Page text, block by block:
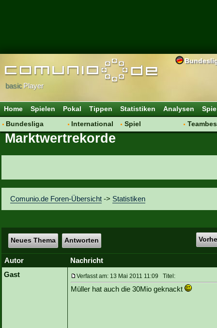
basicPlayer
Home Spielen Pokal Tippen Statistiken Analysen
Bundesliga
Hot News
Vereinsfragen
International
Vereine
Spiel
Marktwertrekorde
Comunio.de Foren-Übersicht -> Statistiken
Neues Thema Antworten
Autor
Nachricht
Gast
Verfasst am: 13 Mai 2011 11:09 Titel:
Müller hat auch die 30Mio geknackt